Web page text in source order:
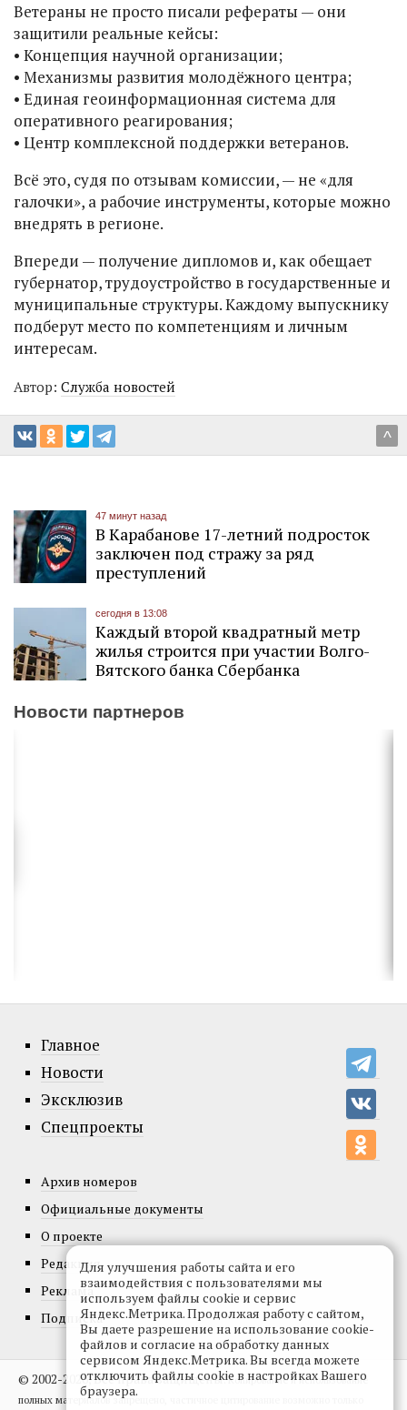
Ветераны не просто писали рефераты — они
защитили реальные кейсы:
• Концепция научной организации;
• Механизмы развития молодёжного центра;
• Единая геоинформационная система для
оперативного реагирования;
• Центр комплексной поддержки ветеранов.
Всё это, судя по отзывам комиссии, — не «для
галочки», а рабочие инструменты, которые можно
внедрять в регионе.
Впереди — получение дипломов и, как обещает
губернатор, трудоустройство в государственные и
муниципальные структуры. Каждому выпускнику
подберут место по компетенциям и личным
интересам.
Автор: Служба новостей
^
47 минут назад
В Карабанове 17-летний подросток
заключен под стражу за ряд
преступлений
сегодня в 13:08
Каждый второй квадратный метр
жилья строится при участии Волго-
Вятского банка Сбербанка
Новости партнеров
Главное
Новости
Эксклюзив
Спецпроекты
Архив номеров
Официальные документы
О проекте
Редакция
Реклама
Подписка
© 2002-2026, Все права защищены.Копирование и использование
полных материалов запрещено, частичное цитирование возможно только
Для улучшения работы сайта и его
взаимодействия с пользователями мы
используем файлы cookie и сервис
Яндекс.Метрика. Продолжая работу с сайтом,
Вы даете разрешение на использование cookie-
файлов и согласие на обработку данных
сервисом Яндекс.Метрика. Вы всегда можете
отключить файлы cookie в настройках Вашего
браузера.